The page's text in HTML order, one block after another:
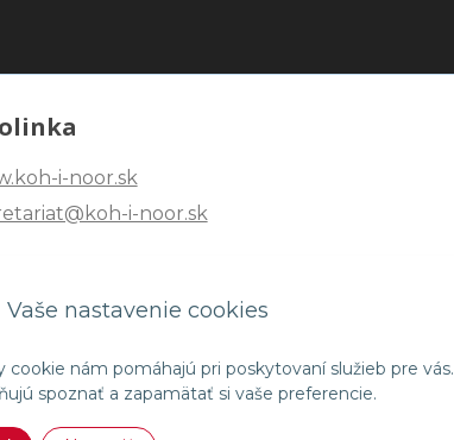
Vaše nastavenie cookies
cookie nám pomáhajú pri poskytovaní služieb pre vás.
spoznať a zapamätať si vaše preferencie.
i-noor.sk
i-noor.sk
2 40252101
+421 2 44872870